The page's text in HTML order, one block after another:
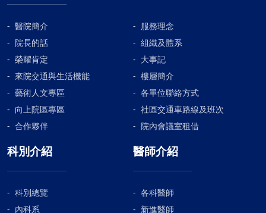
醫院簡介
服務理念
院長的話
組織及體系
榮耀肯定
大事記
來院交通與生活機能
樓層簡介
藝術人文專區
各單位聯絡方式
向上院區專區
社區交通車路線及班次
合作夥伴
院內會議室租借
科別介紹
科別總覽
內科系
醫師介紹
各科醫師
新進醫師